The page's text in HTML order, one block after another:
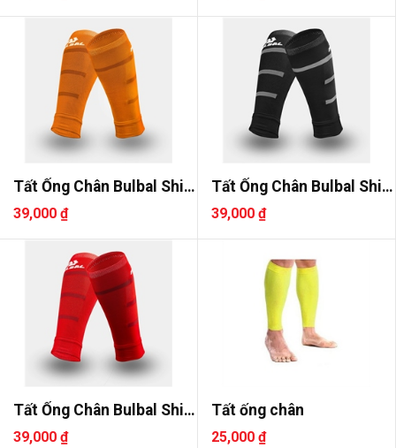
Tất Ống Chân Bulbal Shin
2
39,000 ₫
Tất Ống Chân Bulbal Shin
2
39,000 ₫
Tất Ống Chân Bulbal Shin
2
39,000 ₫
Tất ống chân
25,000 ₫